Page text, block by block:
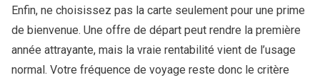
Enfin, ne choisissez pas la carte seulement pour une prime
de bienvenue. Une offre de départ peut rendre la première
année attrayante, mais la vraie rentabilité vient de l’usage
normal. Votre fréquence de voyage reste donc le critère